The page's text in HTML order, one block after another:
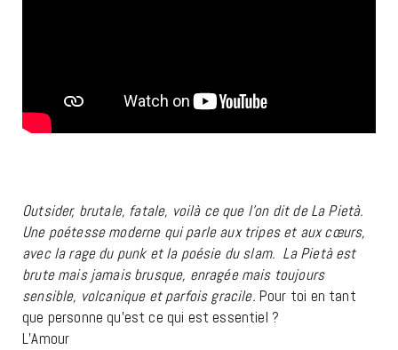
Outsider, brutale, fatale, voilà ce que l’on dit de La Pietà.
Une poétesse moderne qui parle aux tripes et aux cœurs,
avec la rage du punk et la poésie du slam. La Pietà est
brute mais jamais brusque, enragée mais toujours
sensible, volcanique et parfois gracile. Pour toi en tant
que personne qu’est ce qui est essentiel ?
L’Amour